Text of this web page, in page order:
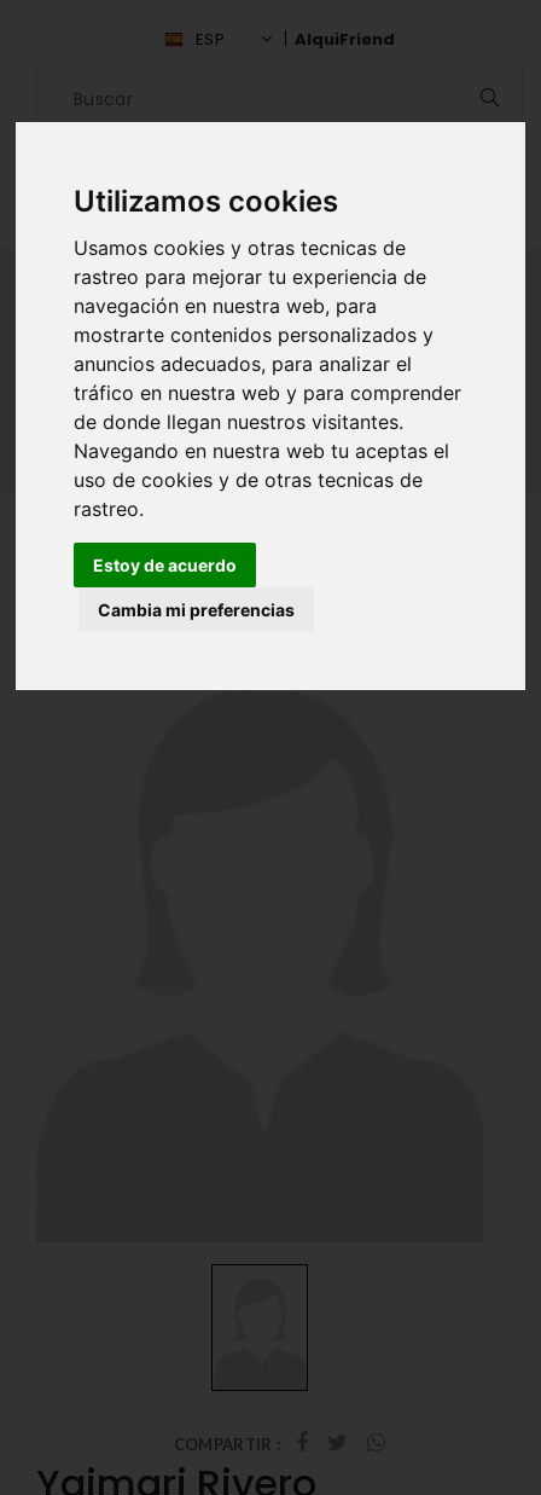
Utilizamos cookies
Usamos cookies y otras tecnicas de
rastreo para mejorar tu experiencia de
navegación en nuestra web, para
mostrarte contenidos personalizados y
anuncios adecuados, para analizar el
tráfico en nuestra web y para comprender
de donde llegan nuestros visitantes.
Navegando en nuestra web tu aceptas el
uso de cookies y de otras tecnicas de
rastreo.
Estoy de acuerdo
Cambia mi preferencias
ESP AlquiFriend
ALQUILAR AMIGO
Inicio Amigos Montevideo Yaimari Rivero
COMPARTIR :
Yaimari Rivero